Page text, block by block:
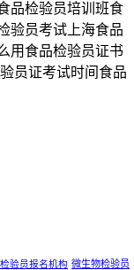
品检验员培训班食
验员考试上海食品
用食品检验员证书
员证考试时间食品
验员报名机构 微生物检验员